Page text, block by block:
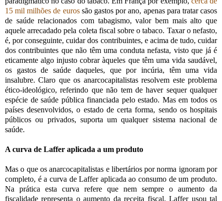
15 mil milhões de eurossão gastos por ano, apenas para tratar casos
de saúde relacionados com tabagismo, valor bem mais alto que
aquele arrecadado pela coleta fiscal sobre o tabaco. Taxar o nefasto,
é, por conseguinte, cuidar dos contribuintes, e acima de tudo, cuidar
dos contribuintes que não têm uma conduta nefasta, visto que já é
eticamente algo injusto cobrar àqueles que têm uma vida saudável,
os gastos de saúde daqueles, que por incúria, têm uma vida
insalubre. Claro que os anarcocapitalistas resolvem este problema
ético-ideológico, referindo que não tem de haver sequer qualquer
espécie de saúde pública financiada pelo estado. Mas em todos os
países desenvolvidos, o estado de certa forma, sendo os hospitais
públicos ou privados, suporta um qualquer sistema nacional de
saúde.
A curva de Laffer aplicada a um produto
Mas o que os anarcocapitalistas e libertários por norma ignoram por
completo, é a curva de Laffer aplicada ao consumo de um produto.
Na prática esta curva refere que nem sempre o aumento da
fiscalidade representa o aumento da receita fiscal. Laffer usou tal